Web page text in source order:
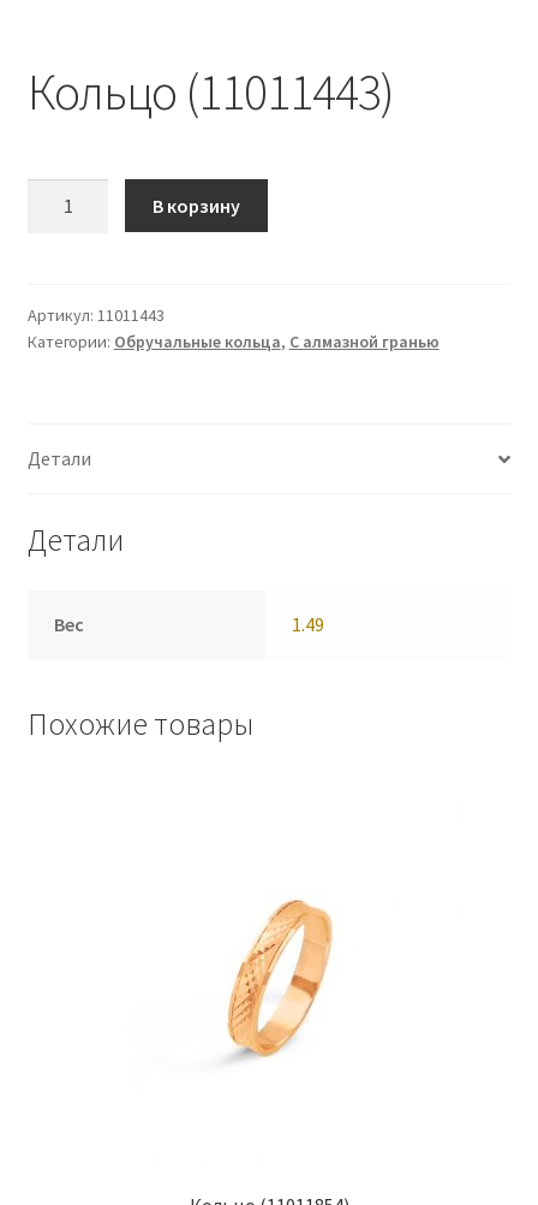
Кольцо (11011443)
В корзину
Артикул: 11011443
Категории: Обручальные кольца, С алмазной гранью
Детали
Детали
Вес 1.49
Похожие товары